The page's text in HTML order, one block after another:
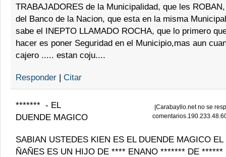
TRABAJADORES de la Municipalidad, que les
del Banco de la Nacion, que esta en la misma
sabe el INEPTO LLAMADO ROCHA, que lo primero
hacer es poner Seguridad en el Municipio,mas aun
cajero ..... estan coju....
Responder | Citar
******* - EL
DUENDE MAGICO
Carabayllo.net no se
SABIAN USTEDES KIEN ES EL DUENDE MAGICO EL
ÑAÑES ES UN HIJO DE **** ENANO ******* DE ******